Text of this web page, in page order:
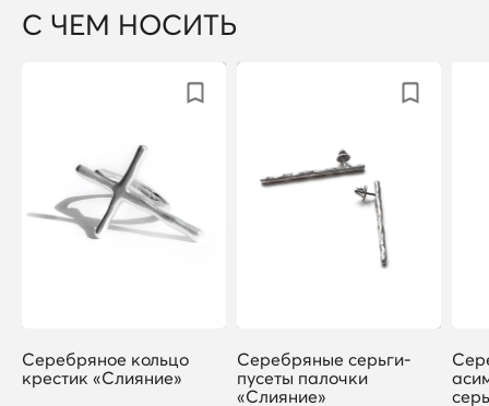
С ЧЕМ НОСИТЬ
Серебряное кольцо
крестик «Слияние»
Серебряные серьги-
пусеты палочки
«Слияние»